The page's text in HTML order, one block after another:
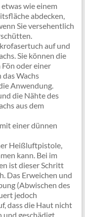
wie einem
abdecken,
Sie versehentlich
auf und
Sie können die
oder einer
Wachs
Anwendung.
die Nähte des
aus dem
einer dünnen
Heißluftpistole,
kann. Bei im
ist dieser Schritt
Das Erweichen und
(Abwischen des
jedoch
dass die Haut nicht
und geschädigt